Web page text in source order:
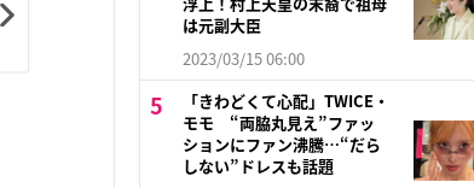
は元副大臣
2023/03/15 06:00
「きわどくて心配」TWICE・
モモ “両脇丸見え”ファッ
ションにファン沸騰…“だら
しない”ドレスも話題